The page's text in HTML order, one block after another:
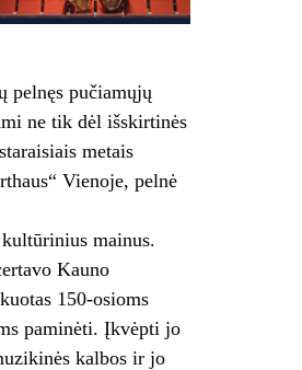
pelnęs pučiamųjų
ne tik dėl išskirtinės
metais
Vienoje, pelnė
mainus.
Kauno
150‑osioms
paminėti. Įkvėpti jo
kalbos ir jo